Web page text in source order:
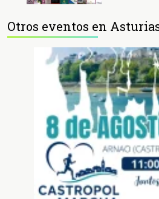
Otros eventos en